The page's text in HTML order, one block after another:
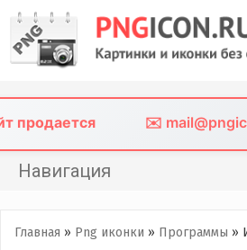
content
продается ✉️
Навигация
Png иконки
Главная » Png иконки » Программы »